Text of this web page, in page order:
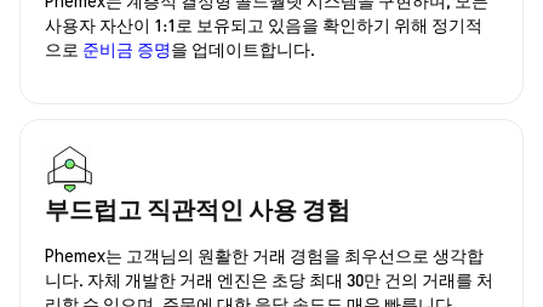
사용자 자산이 1:1로 보유되고 있음을 확인하기 위해 정기적
으로 준비금 증명을 업데이트합니다.
부드럽고 직관적인 사용 경험
Phemex는 고객님의 원활한 거래 경험을 최우선으로 생각합
니다. 자체 개발한 거래 엔진은 초당 최대 30만 건의 거래를 처